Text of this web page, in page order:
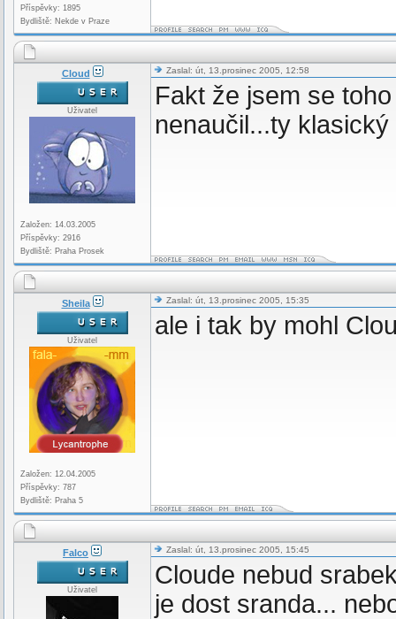
Příspěvky: 1895
Bydliště: Nekde v Praze
Cloud
Uživatel
Založen: 14.03.2005
Příspěvky: 2916
Bydliště: Praha Prosek
Zaslal: út, 13.prosinec 2005, 12:58
Fakt že jsem se
nenaučil...ty
Sheila
Uživatel
Založen: 12.04.2005
Příspěvky: 787
Bydliště: Praha 5
Zaslal: út, 13.prosinec 2005, 15:35
ale i tak by mohl
Falco
Uživatel
Zaslal: út, 13.prosinec 2005, 15:45
Cloude nebud
je dost sranda...